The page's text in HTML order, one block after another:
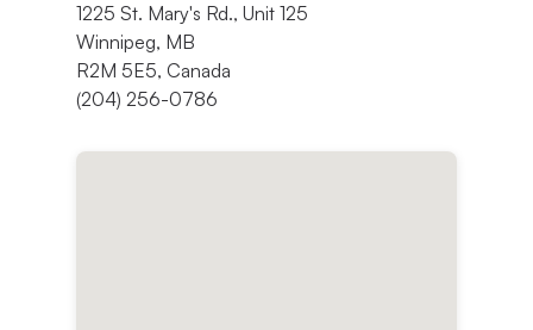
1225 St. Mary's Rd., Unit 125
Winnipeg, MB
R2M 5E5, Canada
(204) 256-0786